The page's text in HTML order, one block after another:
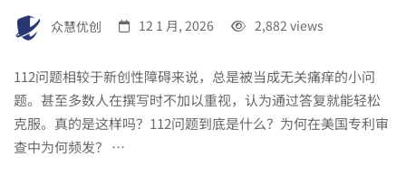
众慧优创 12 1 月, 2026 2,882 views
112问题相较于新创性障碍来说，总是被当成无关痛痒的小问
题。甚至多数人在撰写时不加以重视，认为通过答复就能轻松
克服。真的是这样吗？112问题到底是什么？为何在美国专利审
查中为何频发？ …